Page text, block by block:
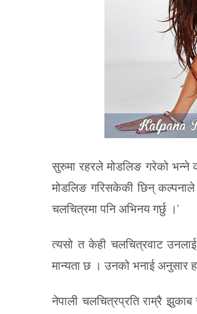
सुरुमा रहरले मोडलिङ गरेको भन्ने
मोडलिङ गरिसकेकी छिन्
चलचित्रमा पनि अभिनय गर्छु ।’
त्यसो त केही चलचित्रवाट
मान्यता छ । उनको भनाई अनुसार
नेपाली चलचित्रप्रति राम्रै